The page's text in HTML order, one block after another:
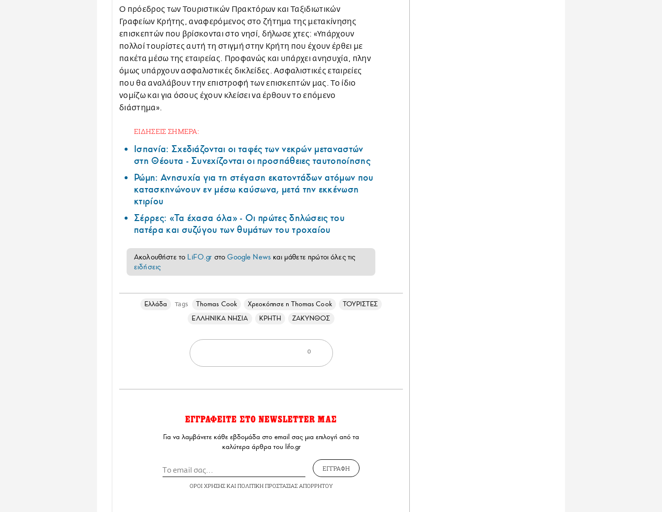
Ο πρόεδρος των Τουριστικών Πρακτόρων και Ταξιδιωτικών
Γραφείων Κρήτης, αναφερόμενος στο ζήτημα της μετακίνησης
επισκεπτών που βρίσκονται στο νησί, δήλωσε χτες: «Υπάρχουν
πολλοί τουρίστες αυτή τη στιγμή στην Κρήτη που έχουν έρθει με
πακέτα μέσω της εταιρείας. Προφανώς και υπάρχει ανησυχία, πλην
όμως υπάρχουν ασφαλιστικές δικλείδες. Ασφαλιστικές εταιρείες
που θα αναλάβουν την επιστροφή των επισκεπτών μας. Το ίδιο
νομίζω και για όσους έχουν κλείσει να έρθουν το επόμενο
διάστημα».
ΕΙΔΗΣΕΙΣ ΣΗΜΕΡΑ:
Ισπανία: Σχεδιάζονται οι ταφές των νεκρών μεταναστών
στη Θέουτα - Συνεχίζονται οι προσπάθειες ταυτοποίησης
Ρώμη: Ανησυχία για τη στέγαση εκατοντάδων ατόμων που
κατασκηνώνουν εν μέσω καύσωνα, μετά την εκκένωση
κτιρίου
Σέρρες: «Τα έχασα όλα» - Οι πρώτες δηλώσεις του
πατέρα και συζύγου των θυμάτων του τροχαίου
Ακολουθήστε το LiFO.gr στοGoogle News και μάθετε πρώτοι όλες τις
ειδήσεις
Ελλάδα Tags Thomas Cook Χρεοκόπησε η Thomas Cook
ΤΟΥΡΙΣΤΕΣ
ΕΛΛΗΝΙΚΑ ΝΗΣΙΑ
ΚΡΗΤΗ ΖΑΚΥΝΘΟΣ
0
ΕΓΓΡΑΦΕΙΤΕ ΣΤΟ NEWSLETTER ΜΑΣ
Για να λαμβάνετε κάθε εβδομάδα στο email σας μια επιλογή από τα
καλύτερα άρθρα του lifo.gr
ΕΓΓΡΑΦΗ
ΟΡΟΙ ΧΡΗΣΗΣΚΑΙ ΠΟΛΙΤΙΚΗ ΠΡΟΣΤΑΣΙΑΣ ΑΠΟΡΡΗΤΟΥ